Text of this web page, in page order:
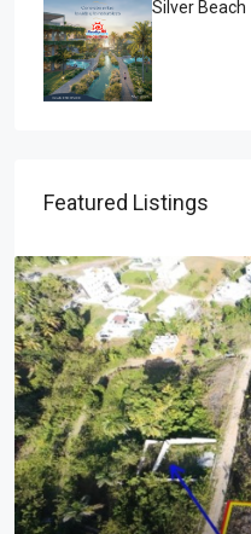
Silver Beach
Featured Listings